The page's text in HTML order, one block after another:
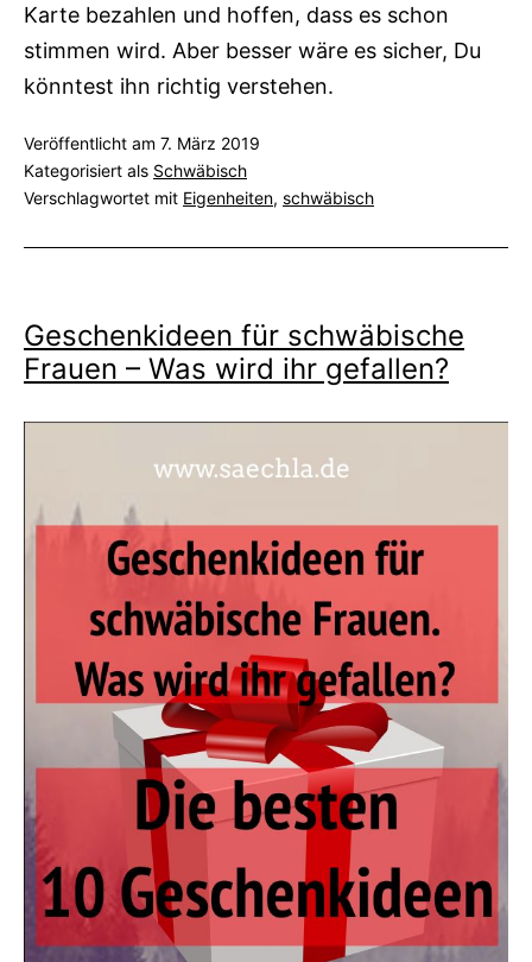
Karte bezahlen und hoffen, dass es schon
stimmen wird. Aber besser wäre es sicher, Du
könntest ihn richtig verstehen.
Veröffentlicht am 7. März 2019
Kategorisiert als Schwäbisch
Verschlagwortet mit Eigenheiten, schwäbisch
Geschenkideen für schwäbische
Frauen – Was wird ihr gefallen?